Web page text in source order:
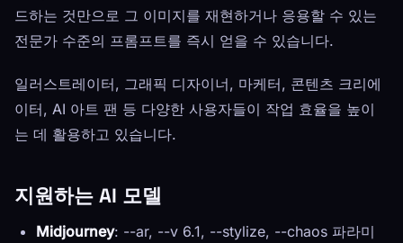
드하는 것만으로 그 이미지를 재현하거나 응용할 수 있는
전문가 수준의 프롬프트를 즉시 얻을 수 있습니다.
일러스트레이터, 그래픽 디자이너, 마케터, 콘텐츠 크리에
이터, AI 아트 팬 등 다양한 사용자들이 작업 효율을 높이
는 데 활용하고 있습니다.
지원하는 AI 모델
Midjourney: --ar, --v 6.1, --stylize, --chaos 파라미